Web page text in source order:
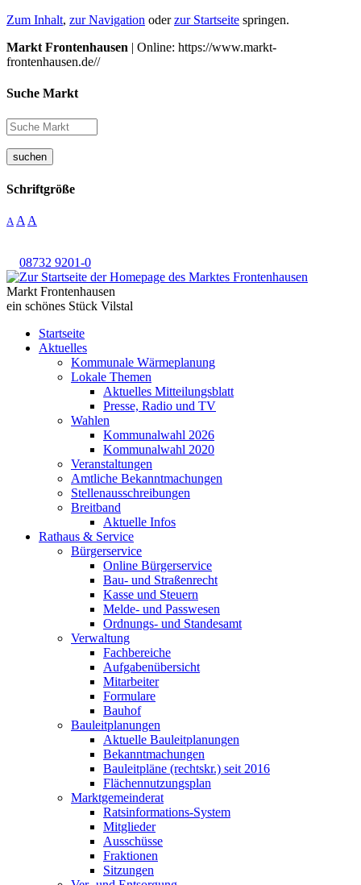
Zum Inhalt, zur Navigation oderzur Startseite springen.
Markt Frontenhausen | Online: https://www.markt-
frontenhausen.de//
Suche Markt
suchen
Schriftgröße
A A A
08732 9201-0
Markt Frontenhausen
ein schönes Stück Vilstal
Startseite
Aktuelles
Kommunale Wärmeplanung
Lokale Themen
Aktuelles Mitteilungsblatt
Presse, Radio und TV
Wahlen
Kommunalwahl 2026
Kommunalwahl 2020
Veranstaltungen
Amtliche Bekanntmachungen
Stellenausschreibungen
Breitband
Aktuelle Infos
Rathaus & Service
Bürgerservice
Online Bürgerservice
Bau- und Straßenrecht
Kasse und Steuern
Melde- und Passwesen
Ordnungs- und Standesamt
Verwaltung
Fachbereiche
Aufgabenübersicht
Mitarbeiter
Formulare
Bauhof
Bauleitplanungen
Aktuelle Bauleitplanungen
Bekanntmachungen
Bauleitpläne (rechtskr.) seit 2016
Flächennutzungsplan
Marktgemeinderat
Ratsinformations-System
Mitglieder
Ausschüsse
Fraktionen
Sitzungen